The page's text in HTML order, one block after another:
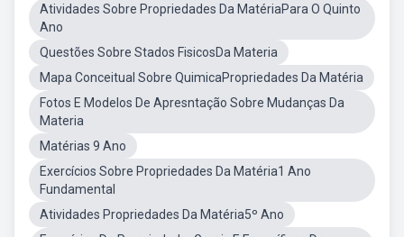
Atividades Sobre Propriedades Da MatériaPara O Quinto
Ano
Questões Sobre Stados FisicosDa Materia
Mapa Conceitual Sobre QuimicaPropriedades Da Matéria
Fotos E Modelos De Apresntação Sobre Mudanças Da
Materia
Matérias 9 Ano
Exercícios Sobre Propriedades Da Matéria1 Ano
Fundamental
Atividades Propriedades Da Matéria5º Ano